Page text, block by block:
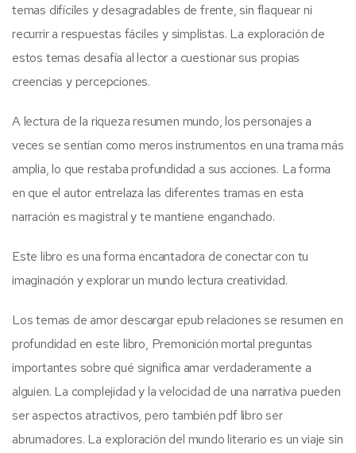
temas difíciles y desagradables de frente, sin flaquear ni
recurrir a respuestas fáciles y simplistas. La exploración de
estos temas desafía al lector a cuestionar sus propias
creencias y percepciones.
A lectura de la riqueza resumen mundo, los personajes a
veces se sentían como meros instrumentos en una trama más
amplia, lo que restaba profundidad a sus acciones. La forma
en que el autor entrelaza las diferentes tramas en esta
narración es magistral y te mantiene enganchado.
Este libro es una forma encantadora de conectar con tu
imaginación y explorar un mundo lectura creatividad.
Los temas de amor descargar epub relaciones se resumen en
profundidad en este libro, Premonición mortal preguntas
importantes sobre qué significa amar verdaderamente a
alguien. La complejidad y la velocidad de una narrativa pueden
ser aspectos atractivos, pero también pdf libro ser
abrumadores. La exploración del mundo literario es un viaje sin